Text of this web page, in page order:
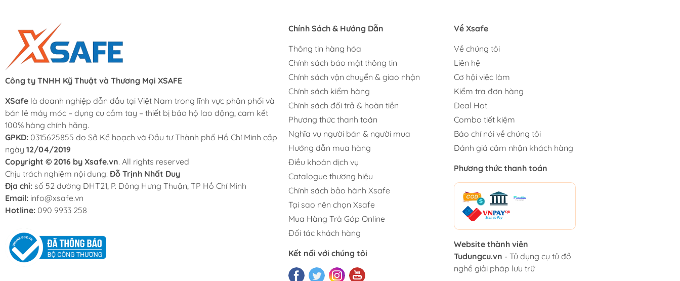
Công ty TNHH Kỹ Thuật và Thương Mại XSAFE
XSafe là doanh nghiệp dẫn đầu tại Việt Nam trong lĩnh vực phân phối và
bán lẻ máy móc – dụng cụ cầm tay – thiết bị bảo hộ lao động, cam kết
100% hàng chính hãng.
GPKD: 0315625855 do Sở Kế hoạch và Đầu tư Thành phố Hồ Chí Minh cấp
ngày 12/04/2019
Copyright © 2016 by Xsafe.vn. All rights reserved
Chịu trách nghiệm nội dung: Đỗ Trịnh Nhất Duy
Địa chỉ: số 52 đường ĐHT21, P. Đông Hưng Thuận, TP Hồ Chí Minh
Email: info@xsafe.vn
Hotline: 090 9933 258
Chính Sách & Hướng Dẫn
Thông tin hàng hóa
Chính sách bảo mật thông tin
Chính sách vận chuyển & giao nhận
Chính sách kiểm hàng
Chính sách đổi trả & hoàn tiền
Phương thức thanh toán
Nghĩa vụ người bán & người mua
Hướng dẫn mua hàng
Điều khoản dịch vụ
Catalogue thương hiệu
Chính sách bảo hành Xsafe
Tại sao nên chọn Xsafe
Mua Hàng Trả Góp Online
Đối tác khách hàng
Kết nối với chúng tôi
Về Xsafe
Về chúng tôi
Liên hệ
Cơ hội việc làm
Kiểm tra đơn hàng
Deal Hot
Combo tiết kiệm
Báo chí nói về chúng tôi
Đánh giá cảm nhận khách hàng
Phương thức thanh toán
Website thành viên
Tudungcu.vn - Tủ dụng cụ tủ đồ
nghề giải pháp lưu trữ